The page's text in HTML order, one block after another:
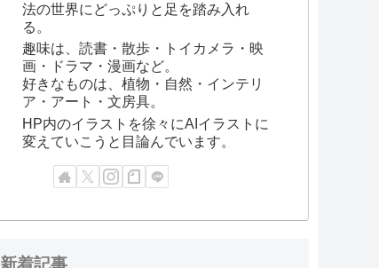
法の世界にどっぷりと足を踏み入れ
る。
趣味は、読書・散歩・トイカメラ・映
画・ドラマ・漫画など。
好きなものは、植物・自然・インテリ
ア・アート・文房具。
HP内のイラストを徐々にAIイラストに
変えていこうと目論んでいます。
新着記事